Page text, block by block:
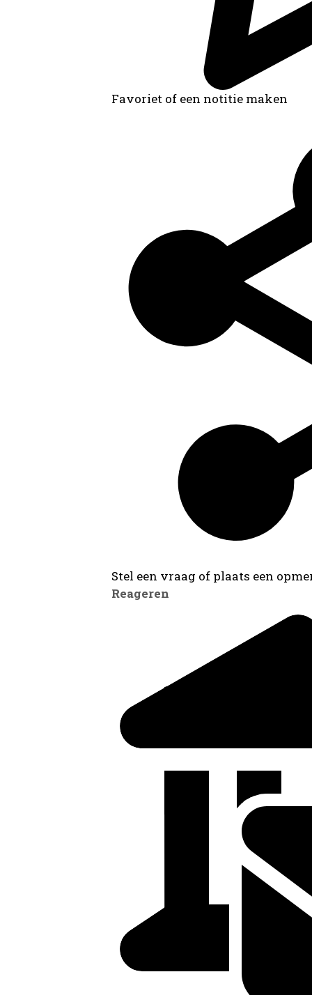
Favoriet of een notitie maken
Stel een vraag of plaats een
Reageren